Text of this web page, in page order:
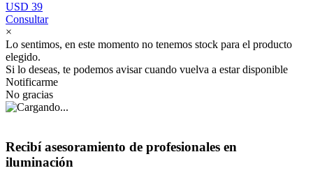
USD 39
Consultar
×
Lo sentimos, en este momento no tenemos stock para el producto
elegido.
Si lo deseas, te podemos avisar cuando vuelva a estar disponible
Notificarme
No gracias
Recibí asesoramiento de profesionales en
iluminación